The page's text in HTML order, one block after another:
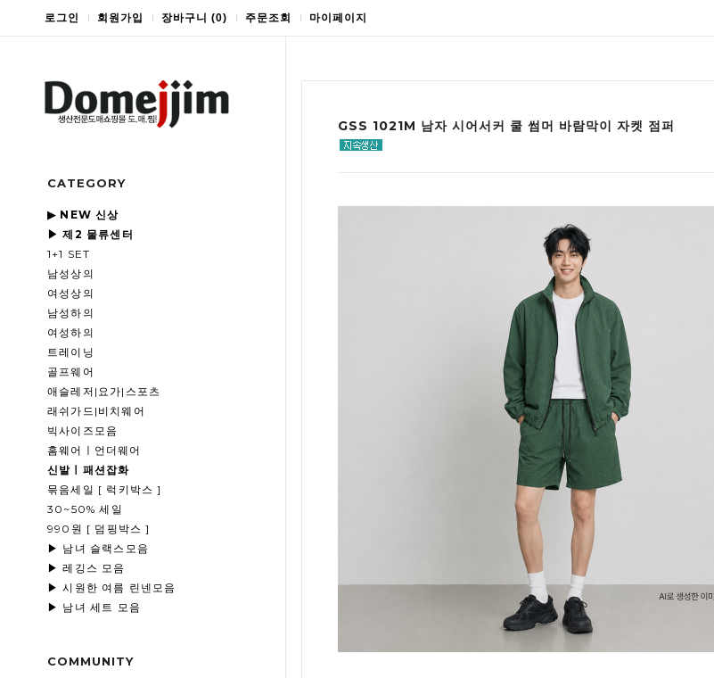
로그인 회원가입 장바구니 (0) 주문조회 마이페이지
CATEGORY
▶ NEW 신상
▶ 제2 물류센터
1+1 SET
남성상의
여성상의
남성하의
여성하의
트레이닝
골프웨어
애슬레저|요가|스포츠
래쉬가드|비치웨어
빅사이즈모음
홈웨어ㅣ언더웨어
신발ㅣ패션잡화
묶음세일 [ 럭키박스 ]
30~50% 세일
990원 [ 덤핑박스 ]
▶ 남녀 슬랙스모음
▶ 레깅스 모음
▶ 시원한 여름 린넨모음
▶ 남녀 세트 모음
COMMUNITY
GSS 1021M 남자 시어서커 쿨 썸머 바람막이 자켓 점퍼